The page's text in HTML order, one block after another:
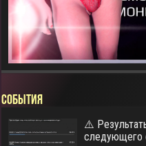
СОБЫТИЯ
⚠️
следующего